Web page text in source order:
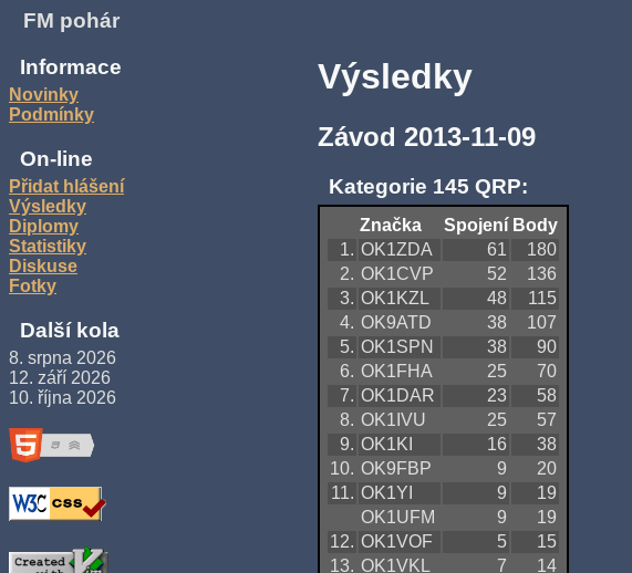
FM pohár
Informace
Novinky
Podmínky
On-line
Přidat hlášení
Výsledky
Diplomy
Statistiky
Diskuse
Fotky
Další kola
8. srpna 2026
12. září 2026
10. října 2026
Výsledky
Závod 2013-11-09
Kategorie 145 QRP:
Značka Spojení Body
1. OK1ZDA 61
180
2. OK1CVP 52
136
3. OK1KZL 48
115
4. OK9ATD 38
107
5. OK1SPN 38
90
6. OK1FHA 25
70
7. OK1DAR 23
58
8. OK1IVU 25
57
9. OK1KI 16
38
10. OK9FBP 9
20
11. OK1YI 9
19
OK1UFM
9
19
12. OK1VOF 5
15
13. OK1VKL 7
14